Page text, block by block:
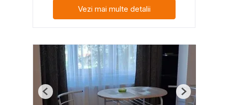
Vezi mai multe detalii
Previous Next